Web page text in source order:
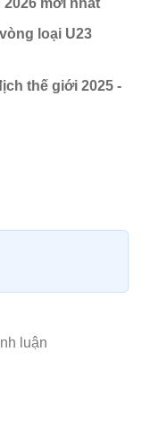
mới nhất
loại U23
thế giới 2025 -